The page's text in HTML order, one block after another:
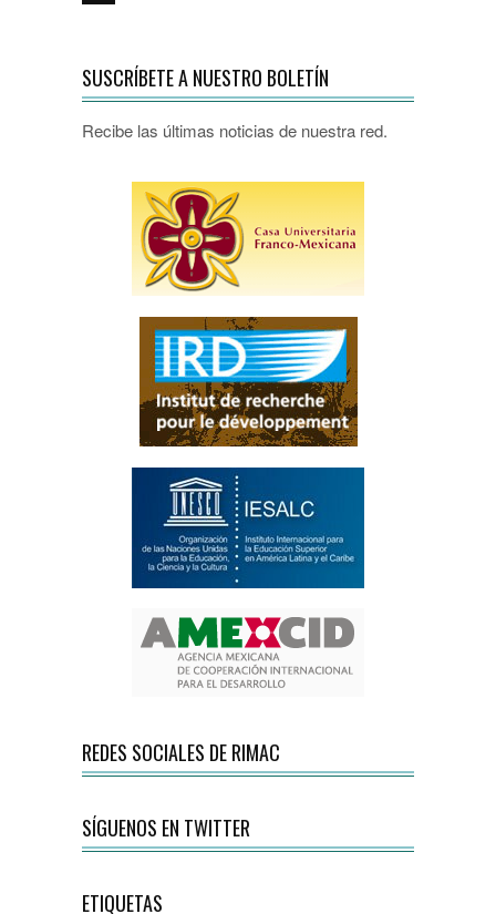
SUSCRÍBETE A NUESTRO BOLETÍN
Recibe las últimas noticias de nuestra red.
REDES SOCIALES DE RIMAC
SÍGUENOS EN TWITTER
ETIQUETAS